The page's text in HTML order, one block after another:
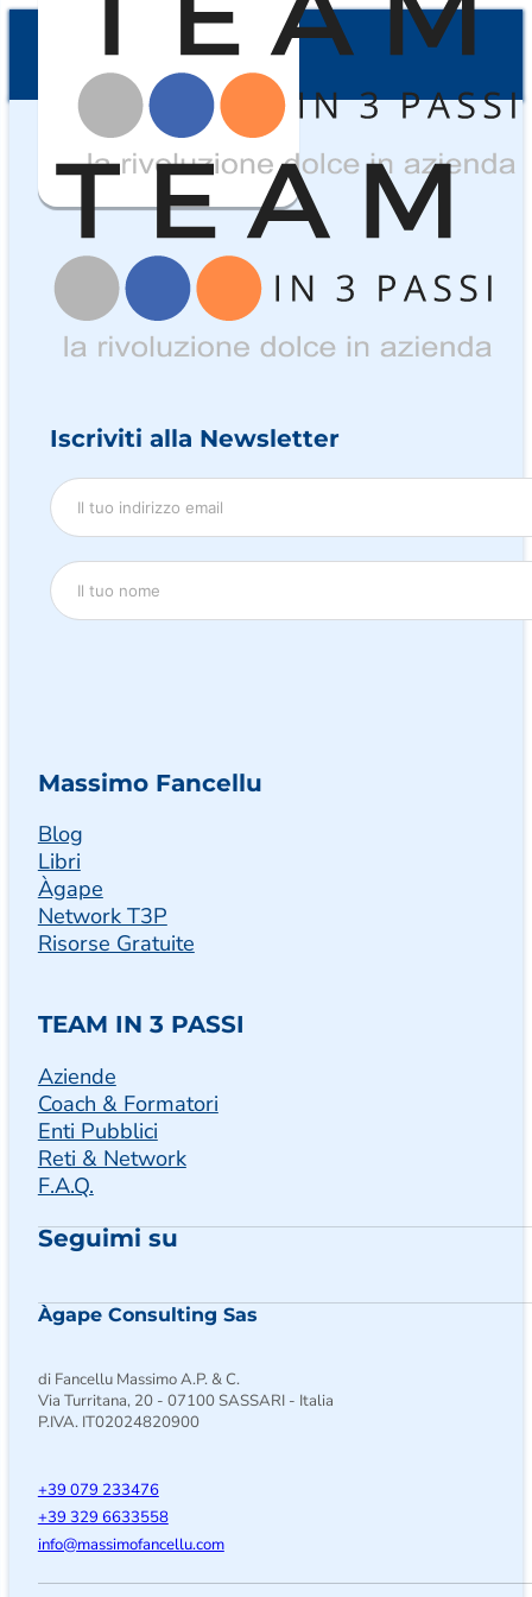
Iscriviti alla Newsletter
Massimo Fancellu
Blog
Libri
Àgape
Network T3P
Risorse Gratuite
TEAM IN 3 PASSI
Aziende
Coach & Formatori
Enti Pubblici
Reti & Network
F.A.Q.
Seguimi suSeguimi su Facebook
Follow us on Instagram
Follow us on X
Àgape Consulting Sas
di Fancellu Massimo A.P. & C.
Via Turritana, 20 - 07100 SASSARI - Italia
P.IVA. IT02024820900
+39 079 233476
+39 329 6633558
moc.ullecnafomissam
@ofni